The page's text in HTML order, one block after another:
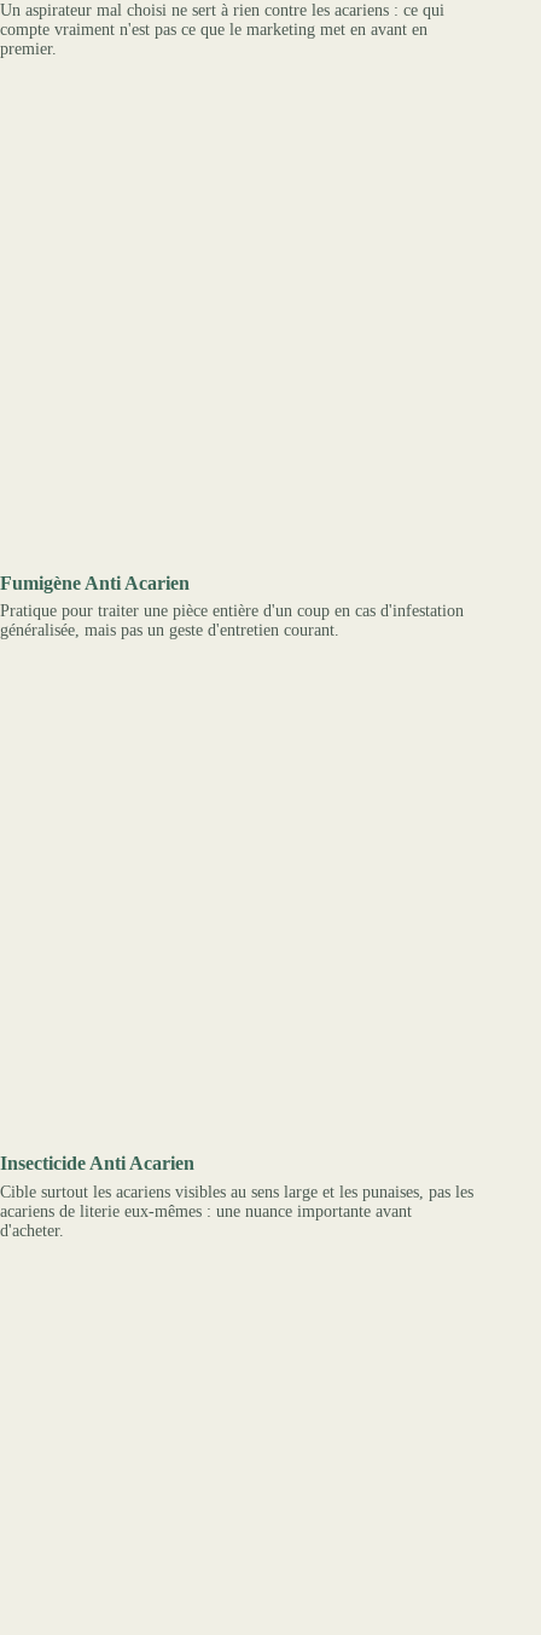
Un aspirateur mal choisi ne sert à rien contre les acariens : ce qui
compte vraiment n'est pas ce que le marketing met en avant en
premier.
Fumigène Anti Acarien
Pratique pour traiter une pièce entière d'un coup en cas d'infestation
généralisée, mais pas un geste d'entretien courant.
Insecticide Anti Acarien
Cible surtout les acariens visibles au sens large et les punaises, pas les
acariens de literie eux-mêmes : une nuance importante avant
d'acheter.